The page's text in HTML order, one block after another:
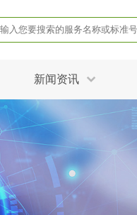
新闻资讯
电磁辐射检测
土壤检测
病毒杀灭试验
防护产品检测
成分分析化验